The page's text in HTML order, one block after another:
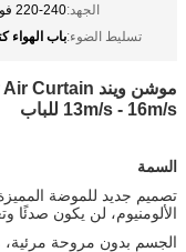
الجهد:220-240 فولت أو 110-120 فولت
تسليط الضوء:باب الهواء
13m/s - 16m/s للباب
السمة
تصميم جديد للموضة
الألومنيوم، لن يكون صدئًا
الجسم بدون مروحة مرئية،